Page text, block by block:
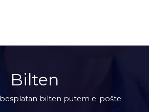
Bilten
besplatan bilten putem e-pošte